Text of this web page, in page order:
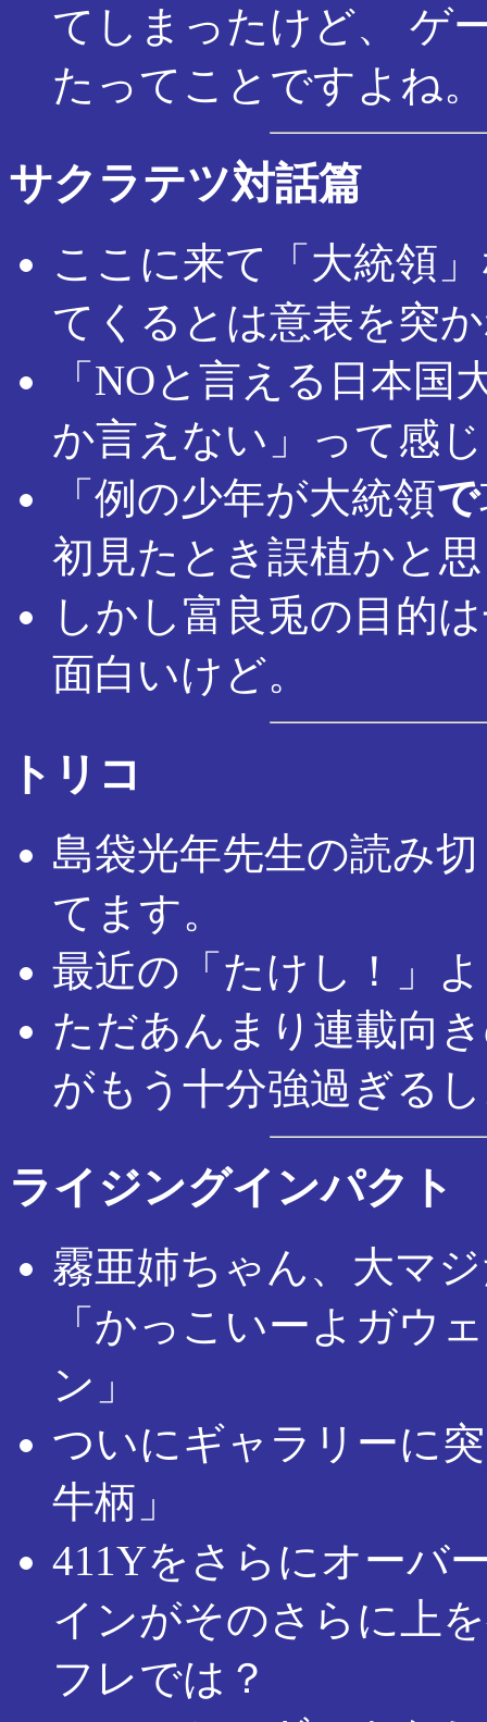
てしまったけど、 ゲ
たってことですよね。
サクラテツ対話篇
ここに来て「大統領
てくるとは意表を突
「NOと言える日本
か言えない」って感
「例の少年が大統領で
初見たとき誤植かと
しかし富良兎の目的
面白いけど。
トリコ
島袋光年先生の読み
てます。
最近の「たけし！」
ただあんまり連載向
がもう十分強過ぎる
ライジングインパクト
霧亜姉ちゃん、大マ
「かっこいーよガウ
ン」
ついにギャラリーに
牛柄」
411Yをさらにオーバ
インがそのさらに上
フレでは？